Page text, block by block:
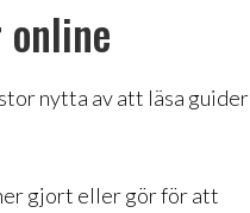
nytta av att läsa guider
gjort eller gör för att